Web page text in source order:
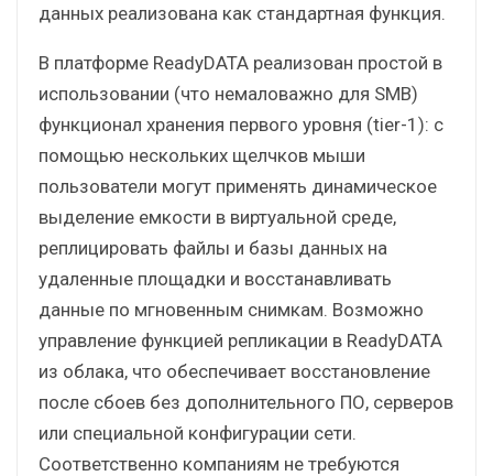
данных реализована как стандартная функция.
В платформе ReadyDATA реализован простой в
использовании (что немаловажно для SMB)
функционал хранения первого уровня (tier-1): с
помощью нескольких щелчков мыши
пользователи могут применять динамическое
выделение емкости в виртуальной среде,
реплицировать файлы и базы данных на
удаленные площадки и восстанавливать
данные по мгновенным снимкам. Возможно
управление функцией репликации в ReadyDATA
из облака, что обеспечивает восстановление
после сбоев без дополнительного ПО, серверов
или специальной конфигурации сети.
Соответственно компаниям не требуются